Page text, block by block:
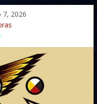
7, 2026
do Espírito Ancestral
– Crescimento